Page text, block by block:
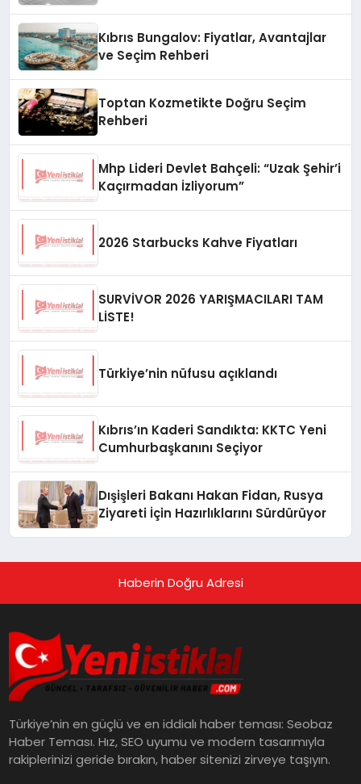
Kıbrıs Bungalov: Fiyatlar, Avantajlar
ve Seçim Rehberi
Toptan Kozmetikte Doğru Seçim
Rehberi
Mhp Lideri Devlet Bahçeli: “Uzak Şehir’i
Kaçırmadan İzliyorum”
2026 Starbucks Kahve Fiyatları
SURVİVOR 2026 YARIŞMACILARI TAM
LİSTE!
Türkiye’nin nüfusu açıklandı
Kıbrıs’ın Kaderi Sandıkta: KKTC Yeni
Cumhurbaşkanını Seçiyor
Dışişleri Bakanı Hakan Fidan, Rusya
Ziyareti İçin Hazırlıklarını Sürdürüyor
Haberin Doğru Adresi
Türkiye’nin en güçlü ve en iddialı haber teması: Seobaz
Haber Teması. Hız, SEO uyumu ve modern tasarımıyla
rakiplerinizi geride bırakın, haber sitenizi zirveye taşıyın.